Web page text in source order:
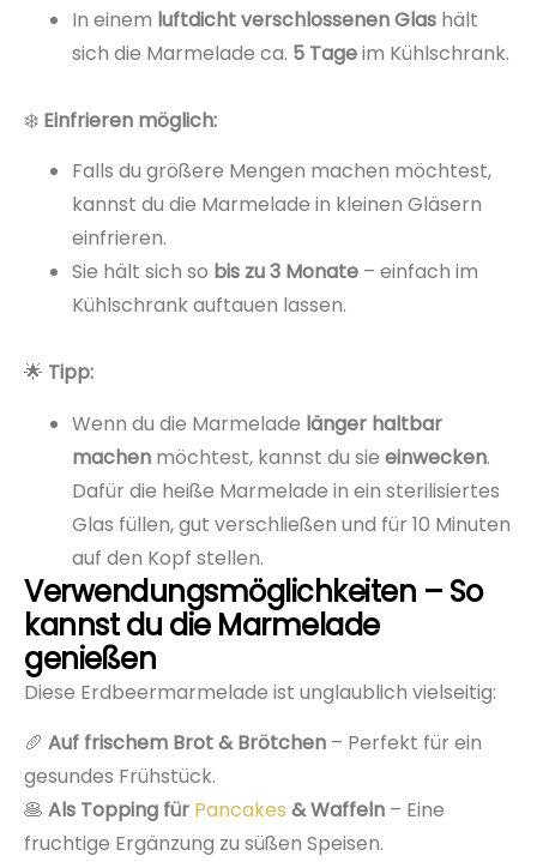
In einem luftdicht verschlossenen Glas hält
sich die Marmelade ca. 5 Tageim Kühlschrank.
❄️ Einfrieren möglich:
Falls du größere Mengen machen möchtest,
kannst du die Marmelade in kleinen Gläsern
einfrieren.
Sie hält sich so bis zu 3 Monate – einfach im
Kühlschrank auftauen lassen.
🌟 Tipp:
Wenn du die Marmelade länger haltbar
machen möchtest, kannst du sie einwecken.
Dafür die heiße Marmelade in ein sterilisiertes
Glas füllen, gut verschließen und für 10 Minuten
auf den Kopf stellen.
Verwendungsmöglichkeiten – So
kannst du die Marmelade
genießen
Diese Erdbeermarmelade ist unglaublich vielseitig:
🥖 Auf frischem Brot & Brötchen – Perfekt für ein
gesundes Frühstück.
🥞 Als Topping für Pancakes & Waffeln – Eine
fruchtige Ergänzung zu süßen Speisen.